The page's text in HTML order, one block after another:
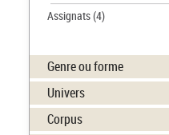
Assignats(4)
Genre ou forme
Univers
Corpus